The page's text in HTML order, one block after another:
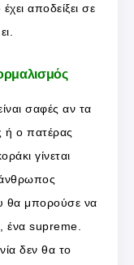
αποδείξει σε
σαφές αν τα
ή ο πατέρας
γίνεται
θα μπορούσε να
ένα supreme.
δεν θα το